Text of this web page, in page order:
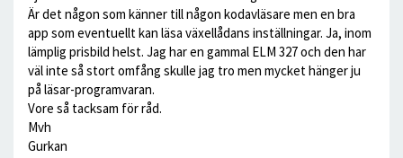
Är det någon som känner till någon kodavläsare men en bra
app som eventuellt kan läsa växellådans inställningar. Ja, inom
lämplig prisbild helst. Jag har en gammal ELM 327 och den har
väl inte så stort omfång skulle jag tro men mycket hänger ju
på läsar-programvaran.
Vore så tacksam för råd.
Mvh
Gurkan